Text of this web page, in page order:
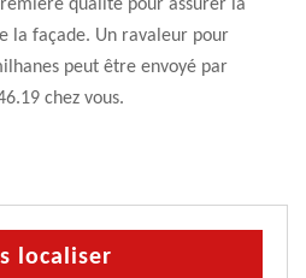
qualité pour assurer la
la façade. Un ravaleur pour
peut être envoyé par
chez vous.
localiser